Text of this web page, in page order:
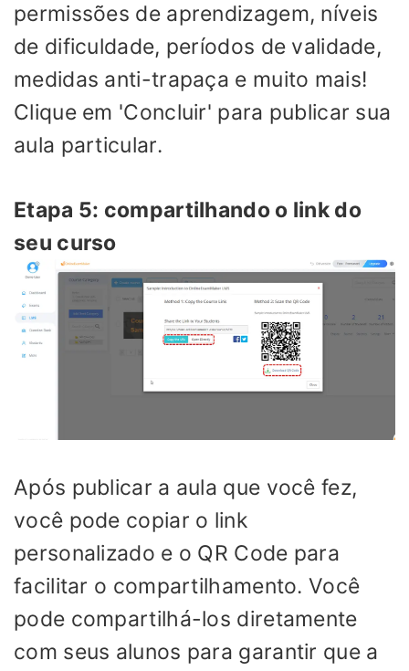
permissões de aprendizagem, níveis
de dificuldade, períodos de validade,
medidas anti-trapaça e muito mais!
Clique em 'Concluir' para publicar sua
aula particular.
Etapa 5: compartilhando o link do
seu curso
Após publicar a aula que você fez,
você pode copiar o link
personalizado e o QR Code para
facilitar o compartilhamento. Você
pode compartilhá-los diretamente
com seus alunos para garantir que a